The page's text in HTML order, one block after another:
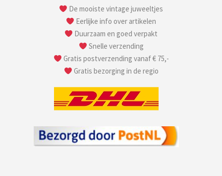
De mooiste vintage juweeltjes
Eerlijke info over artikelen
Duurzaam en goed verpakt
Snelle verzending
Gratis postverzending vanaf € 75,-
Gratis bezorging in de regio